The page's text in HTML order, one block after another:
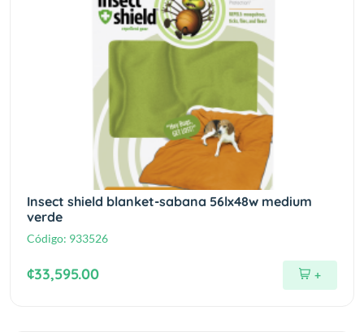
Insect shield blanket-sabana 56lx48w medium
verde
Código: 933526
¢33,595.00 +